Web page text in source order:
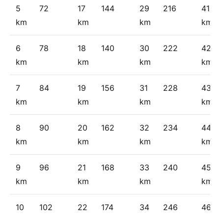
5
km
72
17
km
144
29
km
216
41
km
6
km
78
18
km
140
30
km
222
42
km
7
km
84
19
km
156
31
km
228
43
km
8
km
90
20
km
162
32
km
234
44
km
9
km
96
21
km
168
33
km
240
45
km
10
102
22
174
34
246
46